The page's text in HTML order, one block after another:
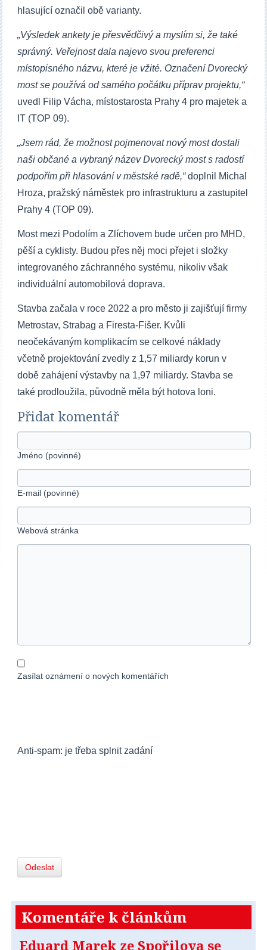
hlasující označil obě varianty.
„Výsledek ankety je přesvědčivý a myslím si, že také
správný. Veřejnost dala najevo svou preferenci
místopisného názvu, které je vžité. Označení Dvorecký
most se používá od samého počátku příprav projektu,“
uvedl Filip Vácha, místostarosta Prahy 4 pro majetek a
IT (TOP 09).
„Jsem rád, že možnost pojmenovat nový most dostali
naši občané a vybraný název Dvorecký most s radostí
podpořím při hlasování v městské radě,“doplnil Michal
Hroza, pražský náměstek pro infrastrukturu a zastupitel
Prahy 4 (TOP 09).
Most mezi Podolím a Zlíchovem bude určen pro MHD,
pěší a cyklisty. Budou přes něj moci přejet i složky
integrovaného záchranného systému, nikoliv však
individuální automobilová doprava.
Stavba začala v roce 2022 a pro město ji zajišťují firmy
Metrostav, Strabag a Firesta-Fišer. Kvůli
neočekávaným komplikacím se celkové náklady
včetně projektování zvedly z 1,57 miliardy korun v
době zahájení výstavby na 1,97 miliardy. Stavba se
také prodloužila, původně měla být hotova loni.
Přidat komentář
Jméno (povinné)
E-mail (povinné)
Webová stránka
Zasílat oznámení o nových komentářích
Anti-spam: je třeba splnit zadání
Odeslat
Komentáře k článkům
Eduard Marek ze Spořilova se